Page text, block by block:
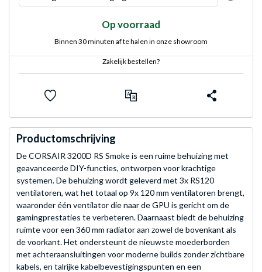
Op voorraad
Binnen 30 minuten af te halen in onze showroom
Zakelijk bestellen?
Productomschrijving
De CORSAIR 3200D RS Smoke is een ruime behuizing met
geavanceerde DIY-functies, ontworpen voor krachtige
systemen. De behuizing wordt geleverd met 3x RS120
ventilatoren, wat het totaal op 9x 120 mm ventilatoren brengt,
waaronder één ventilator die naar de GPU is gericht om de
gamingprestaties te verbeteren. Daarnaast biedt de behuizing
ruimte voor een 360 mm radiator aan zowel de bovenkant als
de voorkant. Het ondersteunt de nieuwste moederborden
met achteraansluitingen voor moderne builds zonder zichtbare
kabels, en talrijke kabelbevestigingspunten en een